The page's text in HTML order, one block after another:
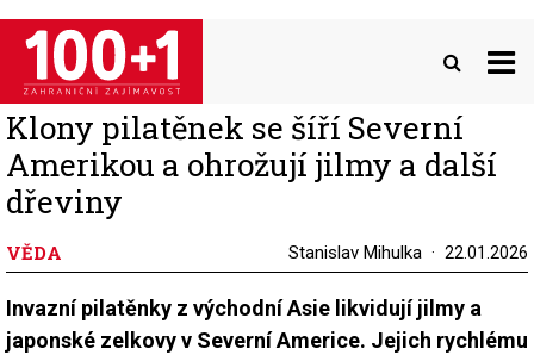
Přejít
hlavnímu
obsahu
Klony pilatěnek se šíří Severní
Amerikou a ohrožují jilmy a další
dřeviny
VĚDA Stanislav Mihulka 22.01.2026
Invazní pilatěnky z východní Asie likvidují jilmy a
japonské zelkovy v Severní Americe. Jejich rychlému